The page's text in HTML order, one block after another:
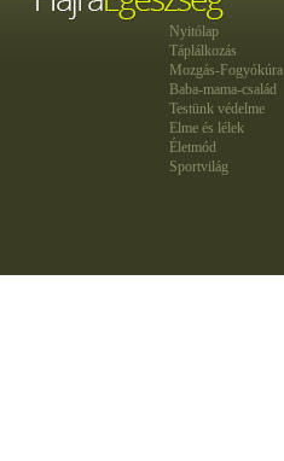
Nyitólap
Táplálkozás
Mozgás-Fogyókúra
Baba-mama-család
Testünk védelme
Elme és lélek
Életmód
Sportvilág